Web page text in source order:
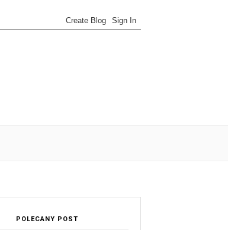
POLECANY POST